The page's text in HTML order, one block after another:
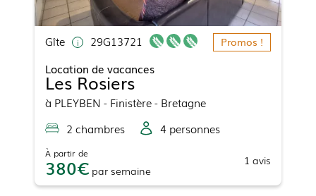
Gîte 29G13721 Promos !
Location de vacances
Les Rosiers
à PLEYBEN - Finistère - Bretagne
2 chambres 4 personnes
À partir de
380 par semaine
1 avis